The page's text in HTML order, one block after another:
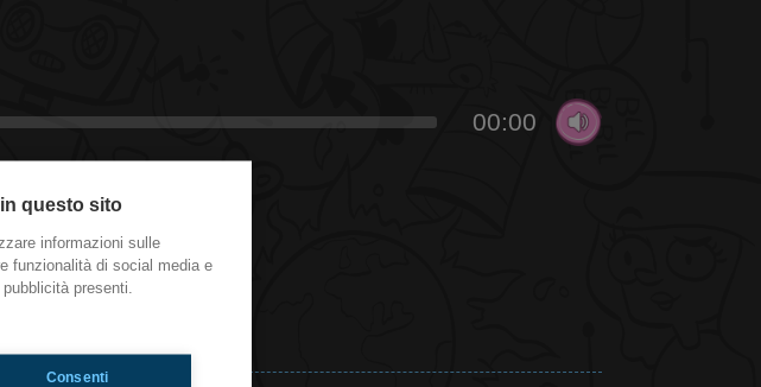
00:00
questo sito
informazioni sulle
funzionalità di social media e
presenti.
Consenti